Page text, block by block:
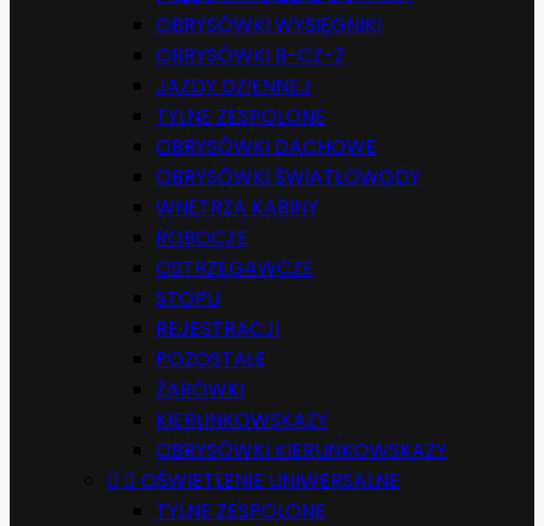
OBRYSÓWKI WYSIĘGNIKI
OBRYSÓWKI B-CZ-Ż
JAZDY DZIENNEJ
TYLNE ZESPOLONE
OBRYSÓWKI DACHOWE
OBRYSÓWKI ŚWIATŁOWODY
WNĘTRZA KABINY
ROBOCZE
OSTRZEGAWCZE
STOPU
REJESTRACJI
POZOSTAŁE
ŻARÓWKI
KIERUNKOWSKAZY
OBRYSÓWKI KIERUNKOWSKAZY
  OŚWIETLENIE UNIWERSALNE
TYLNE ZESPOLONE